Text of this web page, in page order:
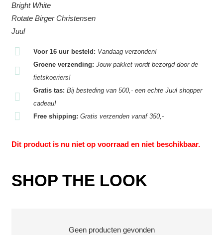
Bright White
Rotate Birger Christensen
Juul
Voor 16 uur besteld: Vandaag verzonden!
Groene verzending: Jouw pakket wordt bezorgd door de
fietskoeriers!
Gratis tas: Bij besteding van 500,- een echte Juul shopper
cadeau!
Free shipping: Gratis verzenden vanaf 350,-
Dit product is nu niet op voorraad en niet beschikbaar.
SHOP THE LOOK
Geen producten gevonden